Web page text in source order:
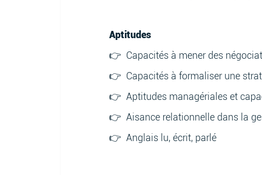
Aptitudes
👉 Capacités à mener des
👉 Capacités à formaliser une
👉 Aptitudes managériales et
👉 Aisance relationnelle dans la
👉 Anglais lu, écrit, parlé